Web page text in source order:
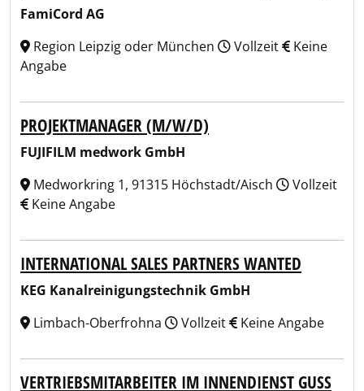
FamiCord AG
Region Leipzig oder München
Vollzeit
Keine
Angabe
PROJEKTMANAGER (M/W/D)
FUJIFILM medwork GmbH
Medworkring 1, 91315 Höchstadt/Aisch
Vollzeit
Keine Angabe
INTERNATIONAL SALES PARTNERS WANTED
KEG Kanalreinigungstechnik GmbH
Limbach-Oberfrohna
Vollzeit Keine Angabe
VERTRIEBSMITARBEITER IM INNENDIENST GUSS